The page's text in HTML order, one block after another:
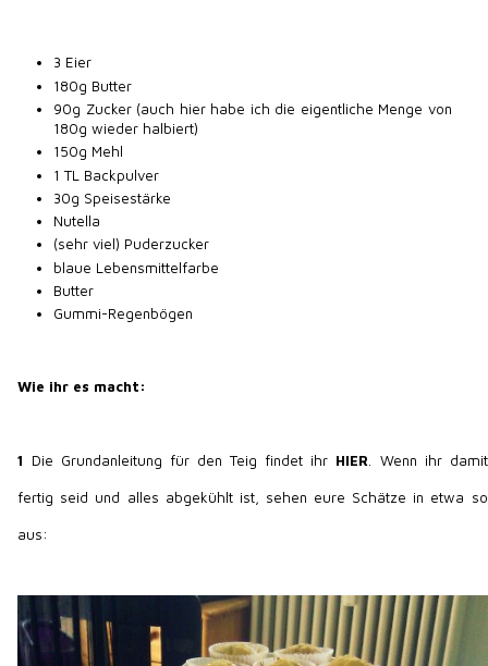
3 Eier
180g Butter
90g Zucker (auch hier habe ich die eigentliche Menge von
180g wieder halbiert)
150g Mehl
1 TL Backpulver
30g Speisestärke
Nutella
(sehr viel) Puderzucker
blaue Lebensmittelfarbe
Butter
Gummi-Regenbögen
Wie ihr es macht:
1 Die Grundanleitung für den Teig findet ihr HIER . Wenn ihr damit
fertig seid und alles abgekühlt ist, sehen eure Schätze in etwa so
aus: